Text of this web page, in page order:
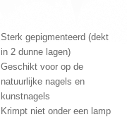
Sterk gepigmenteerd (dekt
in 2 dunne lagen)
Geschikt voor op de
natuurlijke nagels en
kunstnagels
Krimpt niet onder een lamp